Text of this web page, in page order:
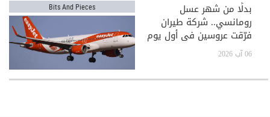
Bits And Pieces بدلًا من شهر عسل
رومانسي.. شركة طيران
فرّقت عروسين في أول يوم
بعد الزفاف!
06 آب 2026